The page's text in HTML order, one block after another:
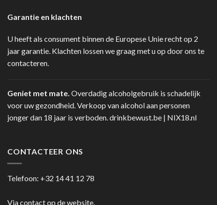
Garantie en klachten
U heeft als consument binnen de Europese Unie recht op 2
jaar garantie. Klachten lossen we graag met u op door ons te
contacteren.
Geniet met mate. Overdadig alcoholgebruik is schadelijk
voor uw gezondheid. Verkoop van alcohol aan personen
jonger dan 18 jaar is verboden.drinkbewust.be | NIX18.nl
CONTACTEER ONS
Telefoon: +32 14 41 12 78
Via contact op de website.